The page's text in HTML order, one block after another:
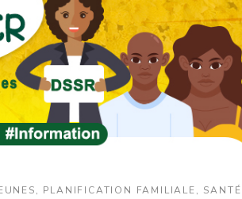
, PLANIFICATION FAMILIALE, SANTÉ